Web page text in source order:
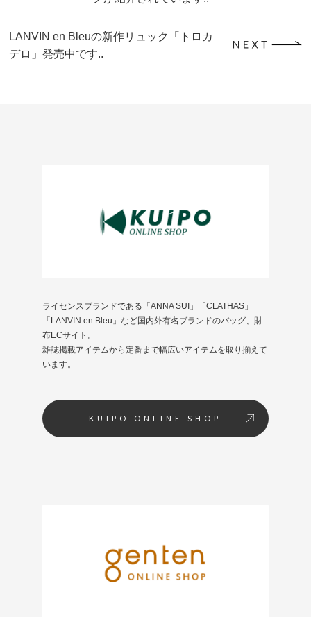
LANVIN en Bleuの新作リュック「トロカ
デロ」発売中です..
ライセンスブランドである「ANNA SUI」「CLATHAS」
「LANVIN en Bleu」など国内外有名ブランドのバッグ、財
布ECサイト。
雑誌掲載アイテムから定番まで幅広いアイテムを取り揃えて
います。
KUIPO ONLINE SHOP